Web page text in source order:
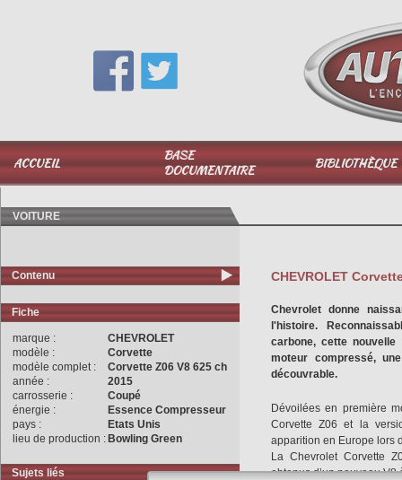
ACCUEIL
BASE
DOCUMENTAIRE
BIBLIOTHÈQUE
06 51 040 025
VOITURE
Contenu
Fiche
marque :
CHEVROLET
modèle :
Corvette
modèle complet :
Corvette Z06 V8 625 ch
année :
2015
carrosserie :
Coupé
énergie :
Essence Compresseur
pays :
Etats Unis
lieu de production : Bowling Green
Sujets liés
CHEVROLET
Chevrolet donne
l'histoire.
carbone, cette
moteur compressé,
découvrable.
Dévoilées en première
Corvette Z06 et la
apparition en Europe lors
La Chevrolet Corvette
obtenus d’un nouveau V8